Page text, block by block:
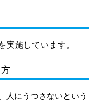
実施しています。
人にうつさないという